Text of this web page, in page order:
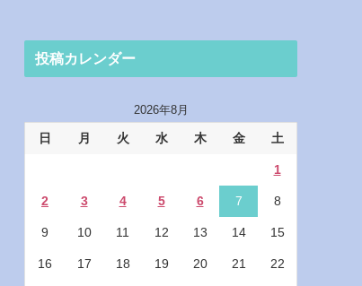
投稿カレンダー
2026年8月
日 月 火 水 木 金 土
1
2 3 4 5 6 7 8
9 10 11 12 13 14 15
16 17 18 19 20 21 22